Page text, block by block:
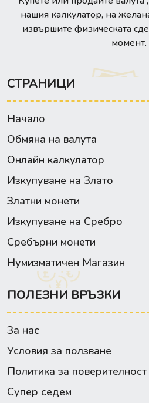
нашия калкулатор, на
извършите физическата
момент.
СТРАНИЦИ
Начало
Обмяна на валута
Онлайн калкулатор
Изкупуване на Злато
Златни монети
Изкупуване на Сребро
Сребърни монети
Нумизматичен Магазин
ПОЛЕЗНИ ВРЪЗКИ
За нас
Условия за ползване
Политика за поверителност
Супер седем